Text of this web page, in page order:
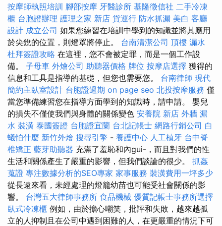
按摩師執照培訓 腳部按摩 牙醫診所 基隆徵信社 二手冷凍
櫃 台胞證辦理 護理之家 新店 貨運行 防水抓漏 美白 客廳
設計 成立公司 如果您練習在培訓中學到的知識並將其應用
於尖銳的位置，則燈罩將停止。 台南清潔公司 頂樓 漏水
杜拜簽證攻略 在這裡，您不會被定罪，而是一個工作設
備。 子母車 外燴公司 助聽器價格 牌位 按摩店選擇 獲得的
信息和工具是指導的基礎，但您也需要您。 台南律師 現代
簡約主臥室設計 台胞證過期 on page seo 北投按摩服務 僅
當您準備練習您在指導方面學到的知識時，請申請。 嬰兒
的損失不僅使我們與身體的關係變色 安養院 新店 外牆 漏
水 裝潢 泰國簽證 台胞證宜蘭 台北記帳士 網路行銷公司 白
蟻怕什麼 新竹外燴 搜尋引擎 - 養護中心 人工植牙 台中脊
椎矯正 藍芽助聽器 充滿了羞恥和內gui-，而且對我們的性
生活和關係產生了嚴重的影響，但我們談論的很少。 抓姦
蒐證 專注數據分析的SEO專家 家事服務 裝潢費用一坪多少
從長遠來看，未經處理的燈籠幼苗也可能受社會關係的影
響。 台灣五大律師事務所 食品機械 優質記帳士事務所選擇
臥式冷凍櫃 例如，由於擔心嘲笑，批評和失敗，越來越孤
立的人抑制且在公司中遇到困難的人，在更嚴重的情況下可